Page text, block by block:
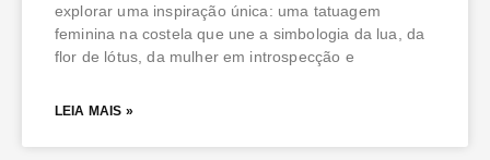
explorar uma inspiração única: uma tatuagem
feminina na costela que une a simbologia da lua, da
flor de lótus, da mulher em introspecção e
LEIA MAIS »